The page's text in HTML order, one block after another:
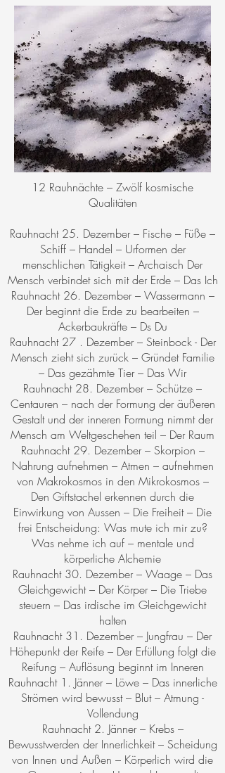
12 Rauhnächte – Zwölf kosmische
Qualitäten
Rauhnacht 25. Dezember – Fische – Füße –
Schiff – Handel – Urformen der
menschlichen Tätigkeit – Archaisch Der
Mensch verbindet sich mit der Erde – Das Ich
Rauhnacht 26. Dezember – Wassermann –
Der beginnt die Erde zu bearbeiten –
Ackerbaukräfte – Ds Du
Rauhnacht 27 . Dezember – Steinbock - Der
Mensch zieht sich zurück – Gründet Familie
– Das gezähmte Tier – Das Wir
Rauhnacht 28. Dezember – Schütze –
Centauren – nach der Formung der äußeren
Gestalt und der inneren Formung nimmt der
Mensch am Weltgeschehen teil – Der Raum
Rauhnacht 29. Dezember – Skorpion –
Nahrung aufnehmen – Atmen – aufnehmen
von Makrokosmos in den Mikrokosmos –
Den Giftstachel erkennen durch die
Einwirkung von Aussen – Die Freiheit – Die
frei Entscheidung: Was mute ich mir zu?
Was nehme ich auf – mentale und
körperliche Alchemie
Rauhnacht 30. Dezember – Waage – Das
Gleichgewicht – Der Körper – Die Triebe
steuern – Das irdische im Gleichgewicht
halten
Rauhnacht 31. Dezember – Jungfrau – Der
Höhepunkt der Reife – Der Erfüllung folgt die
Reifung – Auflösung beginnt im Inneren
Rauhnacht 1. Jänner – Löwe – Das innerliche
Strömen wird bewusst – Blut – Atmung -
Vollendung
Rauhnacht 2. Jänner – Krebs –
Bewusstwerden der Innerlichkeit – Scheidung
von Innen und Außen – Körperlich wird die